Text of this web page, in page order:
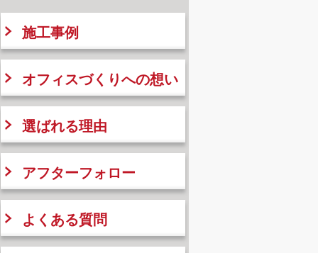
施工事例
オフィスづくりへの想い
選ばれる理由
アフターフォロー
よくある質問